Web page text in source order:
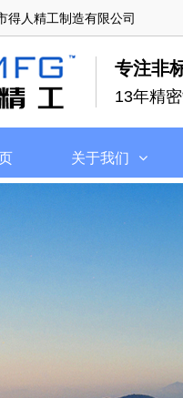
得人精工制造有限公司
专注非
13年精
关于我们